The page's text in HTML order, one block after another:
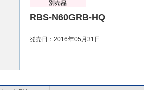
RBS-N60GRB-HQ
発売日：2016年05月31日